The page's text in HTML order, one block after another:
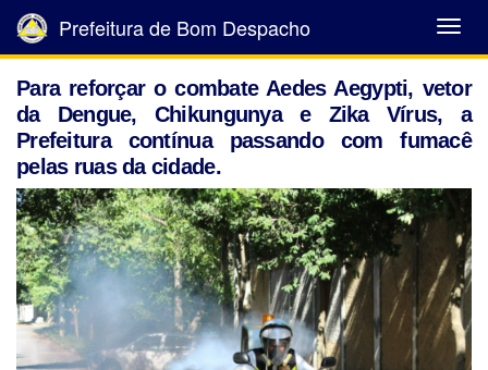
Abrir
Menu
Prefeitura de Bom Despacho
Para reforçar o combate Aedes Aegypti, vetor
da Dengue, Chikungunya e Zika Vírus, a
Prefeitura contínua passando com fumacê
pelas ruas da cidade.